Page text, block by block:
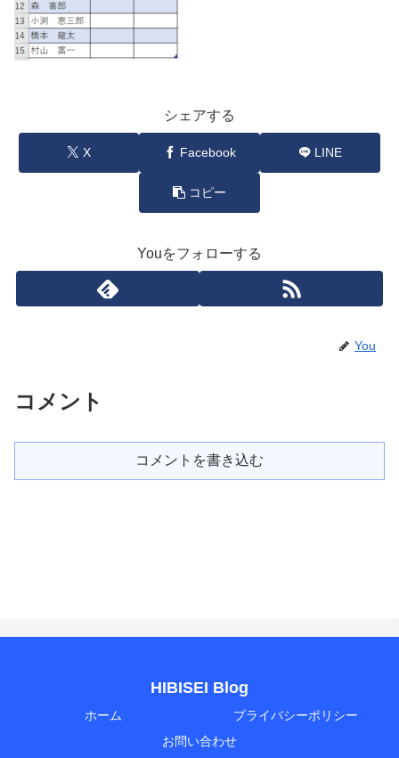
シェアする
X Facebook LINE
コピー
Youをフォローする
You
コメント
コメントを書き込む
HIBISEI Blog
ホーム
プライバシーポリシー
お問い合わせ